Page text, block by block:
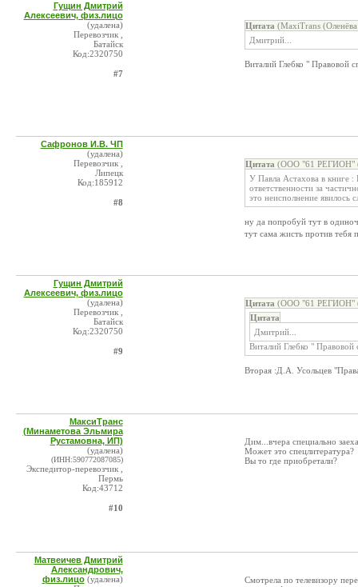
Гущин Дмитрий
Алексеевич, физ.лицо
(удалена)
Перевозчик ,
Батайск
Код:2320750
#7
Цитата (MaxiTrans
Дмитрий...
Виталий Глебко " Правовой
Сафронов И.В. ЧП
(удалена)
Перевозчик ,
Липецк
Код:185912
#8
Цитата (ООО "61 РЕГИОН"
У Павла Астахова в книге
ответственности за
это неисполнение явилось
ну да попробуй тут в
тут сама жисть против тебя
Гущин Дмитрий
Алексеевич, физ.лицо
(удалена)
Перевозчик ,
Батайск
Код:2320750
#9
Цитата (ООО "61 РЕГИОН"
Цитата
Дмитрий...
Виталий Глебко "
Вторая :Д.А. Усольцев
МаксиТранс
(Минаметова Эльмира
Рустамовна, ИП)
(удалена)
(ИНН:590772087085)
Экспедитор-перевозчик ,
Пермь
Код:43712
#10
Дим...вчера специально
Может это спецлитература?
Вы то где приобретали?
Матвеичев Дмитрий
Александрович,
физ.лицо (удалена)
Смотрела по телевизору